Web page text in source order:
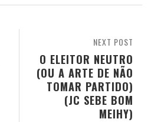
NEXT POST
O ELEITOR NEUTRO
(OU A ARTE DE NÃO
TOMAR PARTIDO)
(JC SEBE BOM
MEIHY)